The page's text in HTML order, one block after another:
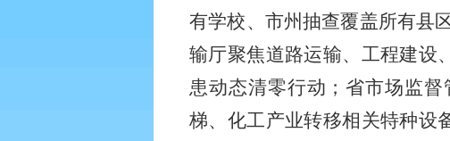
有学校、市州抽查覆盖所有县
输厅聚焦道路运输、工程建设
患动态清零行动；省市场监
梯、化工产业转移相关特种设